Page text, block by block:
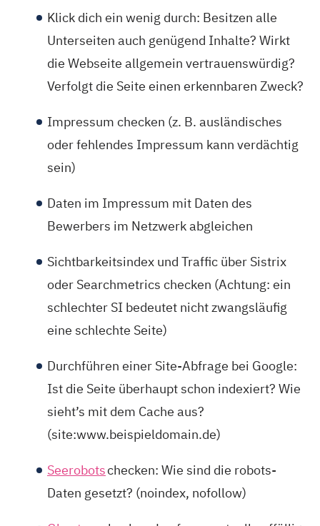
Klick dich ein wenig durch: Besitzen alle
Unterseiten auch genügend Inhalte? Wirkt
die Webseite allgemein vertrauenswürdig?
Verfolgt die Seite einen erkennbaren Zweck?
Impressum checken (z. B. ausländisches
oder fehlendes Impressum kann verdächtig
sein)
Daten im Impressum mit Daten des
Bewerbers im Netzwerk abgleichen
Sichtbarkeitsindex und Traffic über Sistrix
oder Searchmetrics checken (Achtung: ein
schlechter SI bedeutet nicht zwangsläufig
eine schlechte Seite)
Durchführen einer Site-Abfrage bei Google:
Ist die Seite überhaupt schon indexiert? Wie
sieht’s mit dem Cache aus?
(site:www.beispieldomain.de)
Seerobotschecken: Wie sind die robots-
Daten gesetzt? (noindex, nofollow)